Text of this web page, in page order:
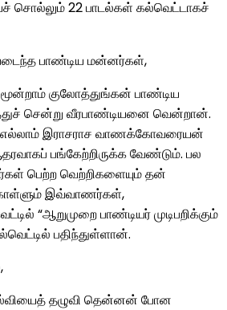
சொல்லும் 22 பாடல்கள் கல்வெட்டாகச்
பாண்டிய மன்னர்கள்,
குலோத்துங்கன் பாண்டிய
சென்று வீரபாண்டியனை வென்றான்.
இராசராச வாணக்கோவரையன்
பங்கேற்றிருக்க வேண்டும். பல
பெற்ற வெற்றிகளையும் தன்
இவ்வாணர்கள்,
“ஆறுமுறை பாண்டியர் முடிபறிக்கும்
பதிந்துள்ளான்.
தழுவி தென்னன் போன